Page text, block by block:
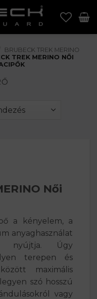
BRUBECK TREK MERINO
TREK MERINO NŐI
Női
a kényelem, a
anyaghasználat
nyújtja. Úgy
terepen és
maximális
szó hosszú
vagy